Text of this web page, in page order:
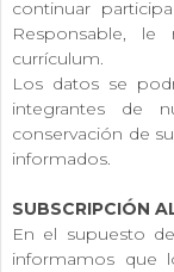
continuar
Responsable,
currículum.
Los datos se
integrantes de
conservación de
informados.
SUBSCRIPCIÓN
En el supuesto
informamos que